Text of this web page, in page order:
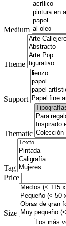
Medium
Theme
Support
Thematic
Tag
Price
Size